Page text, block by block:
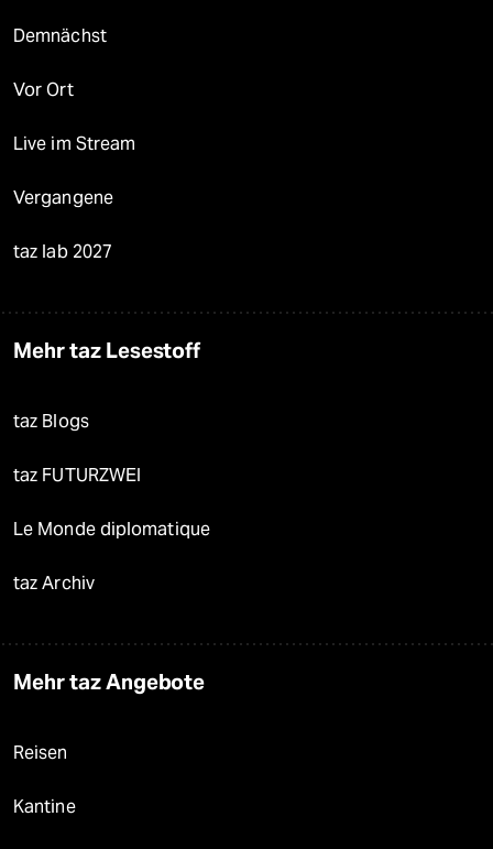
Demnächst
Vor Ort
Live im Stream
Vergangene
taz lab 2027
Mehr taz Lesestoff
taz Blogs
taz FUTURZWEI
Le Monde diplomatique
taz Archiv
Mehr taz Angebote
Reisen
Kantine